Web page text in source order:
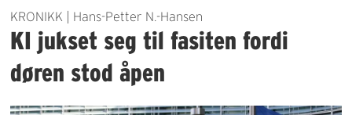
KRONIKK | Hans-Petter N.-Hansen
KI jukset seg til fasiten fordi
døren stod åpen